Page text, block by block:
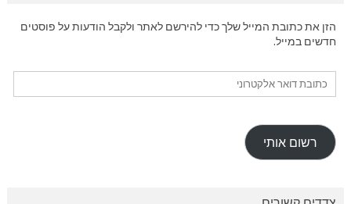
הזן את כתובת המייל שלך כדי להירשם לאתר ולקבל הודעות על פוסטים
חדשים במייל.
רשום אותי